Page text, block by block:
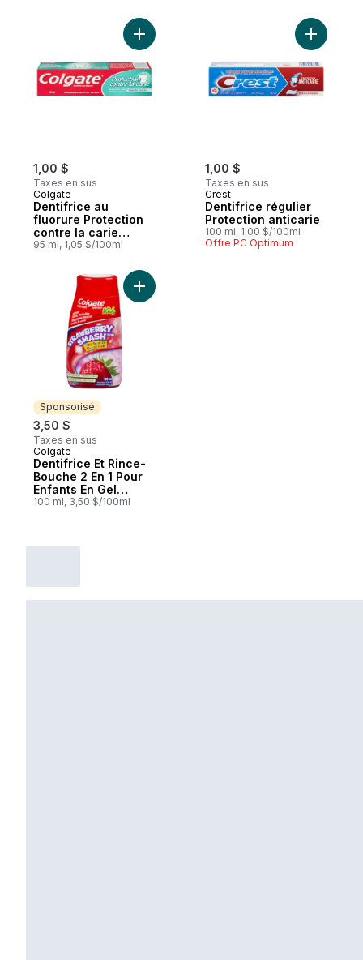
1,00 $
Taxes en sus
Colgate
Dentifrice au
fluorure Protection
contre la carie
Menthe fraîche
95 ml, 1,05 $/100ml
Ajouter Dentifrice au fluorure Protection
1,00 $
Taxes en sus
Crest
Dentifrice régulier
Protection anticarie
100 ml, 1,00 $/100ml
Offre PC Optimum
Ajouter
Sponsorisé
3,50 $
Taxes en sus
Sponsorisé
Colgate
Dentifrice Et Rince-
Bouche 2 En 1 Pour
Enfants En Gel
Liquide Strawberry
100 ml, 3,50 $/100ml
Ajouter Dentifrice Et Rince-Bouche 2 En